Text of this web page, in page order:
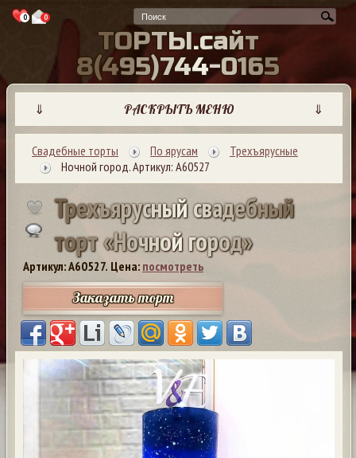
0 0
ТОРТЫ.сайт
8(495)744-0165
⇓ РАСКРЫТЬ МЕНЮ ⇓
Свадебные торты По ярусам
Трехъярусные
Ночной город. Артикул: А60527
Трехъярусныйсвадебный
торт«Ночнойгород»
Артикул: A60527. Цена: посмотреть
Заказать торт